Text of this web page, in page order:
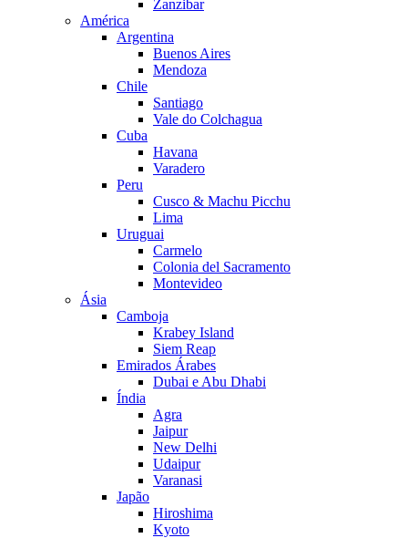
Zanzibar
América
Argentina
Buenos Aires
Mendoza
Chile
Santiago
Vale do Colchagua
Cuba
Havana
Varadero
Peru
Cusco & Machu Picchu
Lima
Uruguai
Carmelo
Colonia del Sacramento
Montevideo
Ásia
Camboja
Krabey Island
Siem Reap
Emirados Árabes
Dubai e Abu Dhabi
Índia
Agra
Jaipur
New Delhi
Udaipur
Varanasi
Japão
Hiroshima
Kyoto